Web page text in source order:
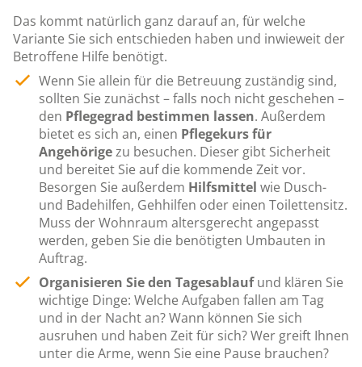
Das kommt natürlich ganz darauf an, für welche
Variante Sie sich entschieden haben und inwieweit der
Betroffene Hilfe benötigt.
Wenn Sie allein für die Betreuung zuständig sind,
sollten Sie zunächst – falls noch nicht geschehen –
den Pflegegrad bestimmen lassen. Außerdem
bietet es sich an, einen Pflegekurs für
Angehörigezu besuchen. Dieser gibt Sicherheit
und bereitet Sie auf die kommende Zeit vor.
Besorgen Sie außerdem Hilfsmittel wie Dusch-
und Badehilfen, Gehhilfen oder einen Toilettensitz.
Muss der Wohnraum altersgerecht angepasst
werden, geben Sie die benötigten Umbauten in
Auftrag.
Organisieren Sie den Tagesablaufund klären Sie
wichtige Dinge: Welche Aufgaben fallen am Tag
und in der Nacht an? Wann können Sie sich
ausruhen und haben Zeit für sich? Wer greift Ihnen
unter die Arme, wenn Sie eine Pause brauchen?